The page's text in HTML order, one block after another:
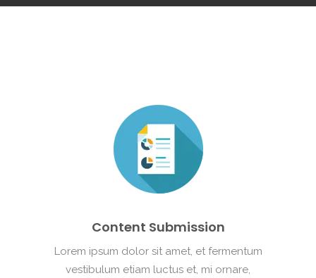
Content Submission
Lorem ipsum dolor sit amet, et fermentum
vestibulum etiam luctus et, mi ornare,